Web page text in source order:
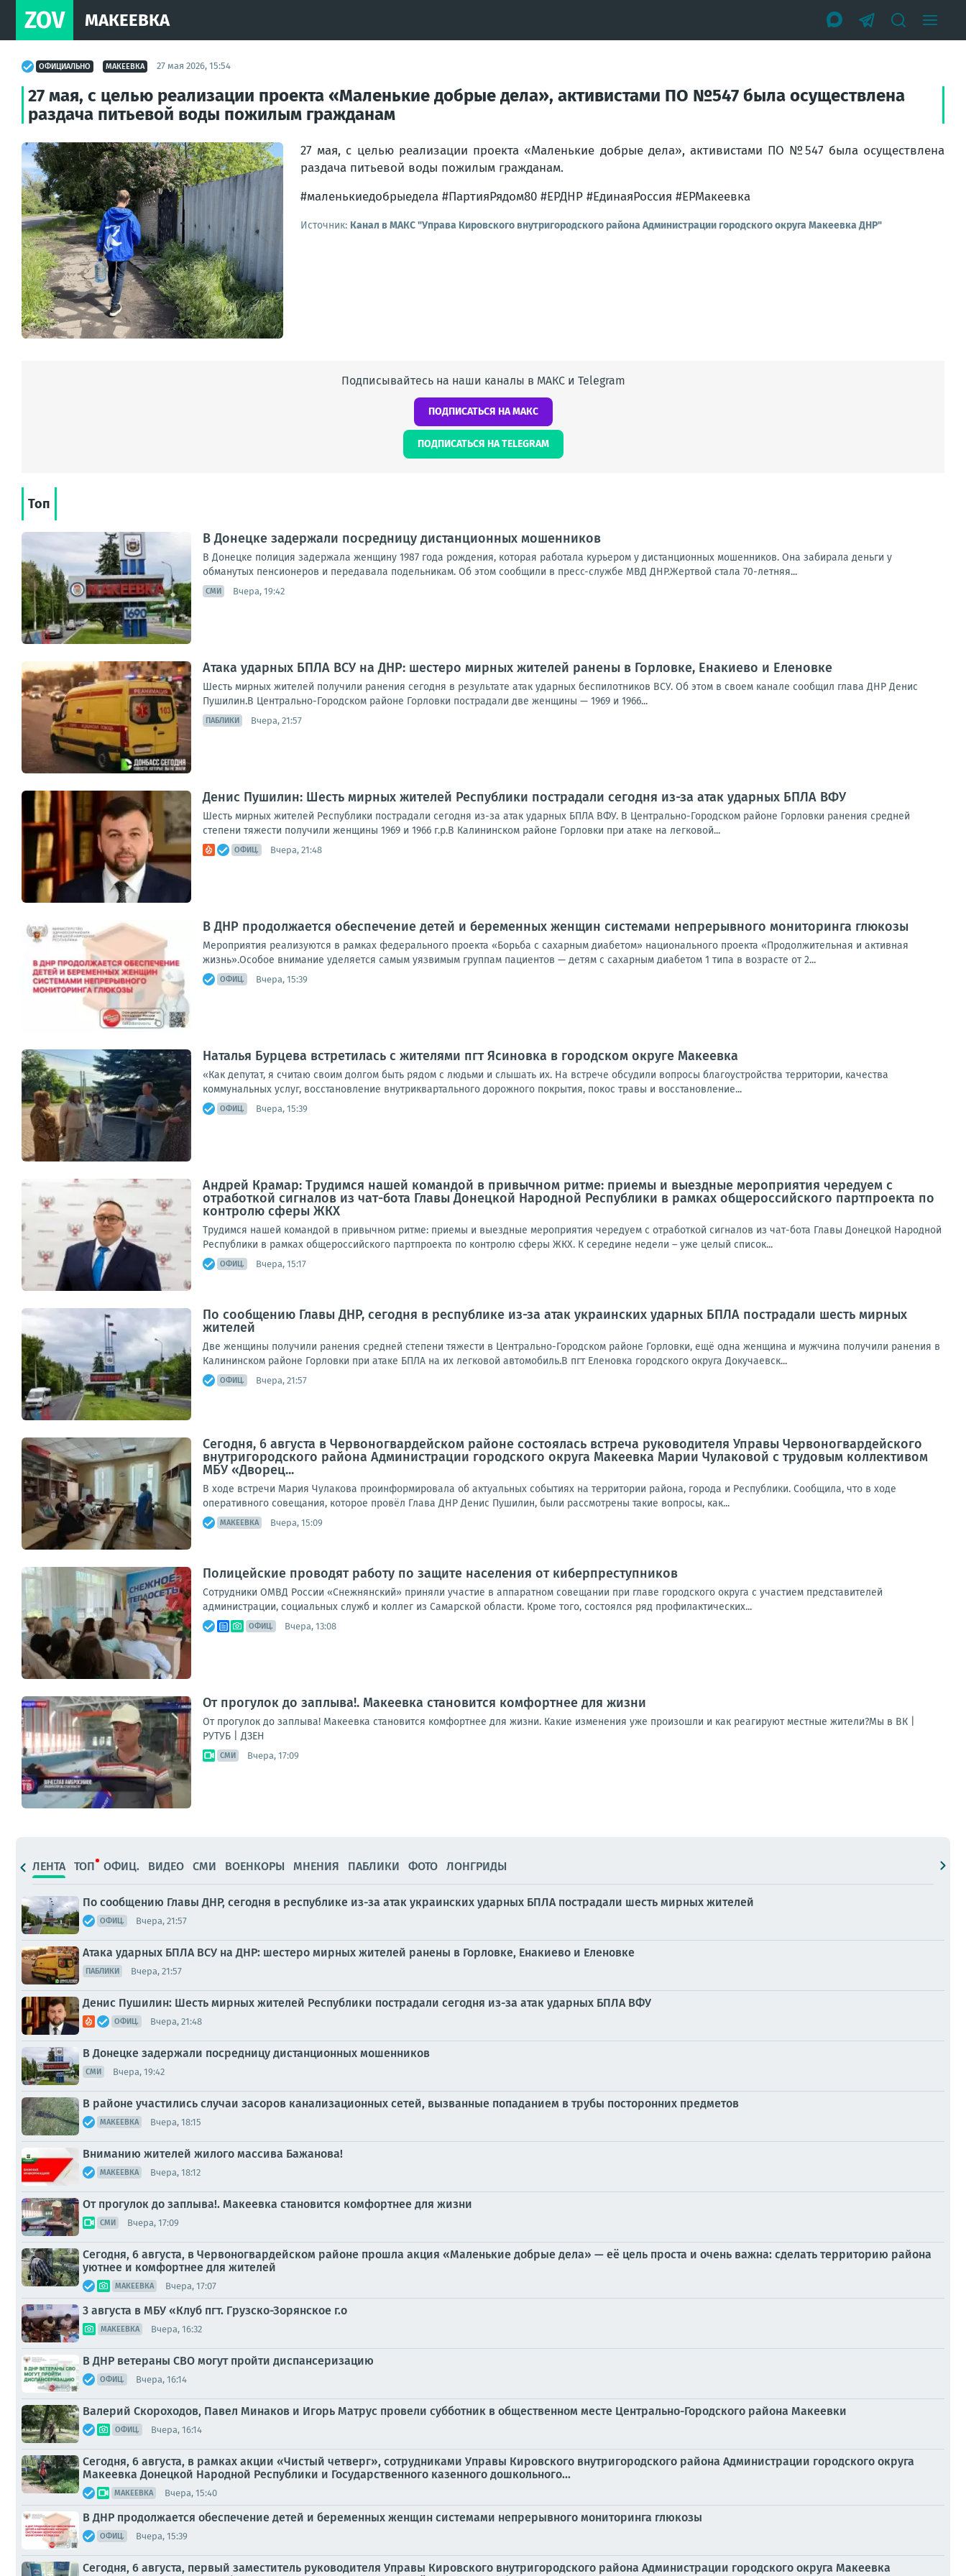
ZOV МАКЕЕВКА
ОФИЦИАЛЬНО МАКЕЕВКА 27 мая 2026, 15:54
27 мая, с целью реализации проекта «Маленькие добрые дела», активистами ПО №547 была осуществлена
раздача питьевой воды пожилым гражданам
27 мая, с целью реализации проекта «Маленькие добрые дела», активистами ПО №547 была осуществлена
раздача питьевой воды пожилым гражданам.
#маленькиедобрыедела #ПартияРядом80 #ЕРДНР #ЕдинаяРоссия #ЕРМакеевка
Источник: Канал в МАКС "Управа Кировского внутригородского района Администрации городского округа Макеевка ДНР"
Подписывайтесь на наши каналы в МАКС и Telegram
ПОДПИСАТЬСЯ НА МАКС
ПОДПИСАТЬСЯ НА TELEGRAM
Топ
В Донецке задержали посредницу дистанционных мошенников
В Донецке полиция задержала женщину 1987 года рождения, которая работала курьером у дистанционных мошенников. Она забирала деньги у
обманутых пенсионеров и передавала подельникам. Об этом сообщили в пресс-службе МВД ДНР.Жертвой стала 70-летняя...
СМИ Вчера, 19:42
Атака ударных БПЛА ВСУ на ДНР: шестеро мирных жителей ранены в Горловке, Енакиево и Еленовке
Шесть мирных жителей получили ранения сегодня в результате атак ударных беспилотников ВСУ. Об этом в своем канале сообщил глава ДНР Денис
Пушилин.В Центрально-Городском районе Горловки пострадали две женщины — 1969 и 1966...
ПАБЛИКИ Вчера, 21:57
Денис Пушилин: Шесть мирных жителей Республики пострадали сегодня из-за атак ударных БПЛА ВФУ
Шесть мирных жителей Республики пострадали сегодня из-за атак ударных БПЛА ВФУ. В Центрально-Городском районе Горловки ранения средней
степени тяжести получили женщины 1969 и 1966 г.р.В Калининском районе Горловки при атаке на легковой...
ОФИЦ. Вчера, 21:48
В ДНР продолжается обеспечение детей и беременных женщин системами непрерывного мониторинга глюкозы
Мероприятия реализуются в рамках федерального проекта «Борьба с сахарным диабетом» национального проекта «Продолжительная и активная
жизнь».Особое внимание уделяется самым уязвимым группам пациентов — детям с сахарным диабетом 1 типа в возрасте от 2...
ОФИЦ. Вчера, 15:39
Наталья Бурцева встретилась с жителями пгт Ясиновка в городском округе Макеевка
«Как депутат, я считаю своим долгом быть рядом с людьми и слышать их. На встрече обсудили вопросы благоустройства территории, качества
коммунальных услуг, восстановление внутриквартального дорожного покрытия, покос травы и восстановление...
ОФИЦ. Вчера, 15:39
Андрей Крамар: Трудимся нашей командой в привычном ритме: приемы и выездные мероприятия чередуем с
отработкой сигналов из чат-бота Главы Донецкой Народной Республики в рамках общероссийского партпроекта по
контролю сферы ЖКХ
Трудимся нашей командой в привычном ритме: приемы и выездные мероприятия чередуем с отработкой сигналов из чат-бота Главы Донецкой Народной
Республики в рамках общероссийского партпроекта по контролю сферы ЖКХ. К середине недели – уже целый список...
ОФИЦ. Вчера, 15:17
По сообщению Главы ДНР, сегодня в республике из-за атак украинских ударных БПЛА пострадали шесть мирных
жителей
Две женщины получили ранения средней степени тяжести в Центрально-Городском районе Горловки, ещё одна женщина и мужчина получили ранения в
Калининском районе Горловки при атаке БПЛА на их легковой автомобиль.В пгт Еленовка городского округа Докучаевск...
ОФИЦ. Вчера, 21:57
Сегодня, 6 августа в Червоногвардейском районе состоялась встреча руководителя Управы Червоногвардейского
внутригородского района Администрации городского округа Макеевка Марии Чулаковой с трудовым коллективом
МБУ «Дворец...
В ходе встречи Мария Чулакова проинформировала об актуальных событиях на территории района, города и Республики. Сообщила, что в ходе
оперативного совещания, которое провёл Глава ДНР Денис Пушилин, были рассмотрены такие вопросы, как...
МАКЕЕВКА Вчера, 15:09
Полицейские проводят работу по защите населения от киберпреступников
Сотрудники ОМВД России «Снежнянский» приняли участие в аппаратном совещании при главе городского округа с участием представителей
администрации, социальных служб и коллег из Самарской области. Кроме того, состоялся ряд профилактических...
ОФИЦ. Вчера, 13:08
От прогулок до заплыва!. Макеевка становится комфортнее для жизни
От прогулок до заплыва! Макеевка становится комфортнее для жизни. Какие изменения уже произошли и как реагируют местные жители?Мы в ВК |
РУТУБ | ДЗЕН
СМИ Вчера, 17:09
ЛЕНТА ТОП ОФИЦ. ВИДЕО СМИ ВОЕНКОРЫ МНЕНИЯ ПАБЛИКИ ФОТО ЛОНГРИДЫ
По сообщению Главы ДНР, сегодня в республике из-за атак украинских ударных БПЛА пострадали шесть мирных жителей
ОФИЦ. Вчера, 21:57
Атака ударных БПЛА ВСУ на ДНР: шестеро мирных жителей ранены в Горловке, Енакиево и Еленовке
ПАБЛИКИ Вчера, 21:57
Денис Пушилин: Шесть мирных жителей Республики пострадали сегодня из-за атак ударных БПЛА ВФУ
ОФИЦ. Вчера, 21:48
В Донецке задержали посредницу дистанционных мошенников
СМИ Вчера, 19:42
В районе участились случаи засоров канализационных сетей, вызванные попаданием в трубы посторонних предметов
МАКЕЕВКА Вчера, 18:15
Вниманию жителей жилого массива Бажанова!
МАКЕЕВКА Вчера, 18:12
От прогулок до заплыва!. Макеевка становится комфортнее для жизни
СМИ Вчера, 17:09
Сегодня, 6 августа, в Червоногвардейском районе прошла акция «Маленькие добрые дела» — её цель проста и очень важна: сделать территорию района
уютнее и комфортнее для жителей
МАКЕЕВКА Вчера, 17:07
3 августа в МБУ «Клуб пгт. Грузско-Зорянское г.о
МАКЕЕВКА Вчера, 16:32
В ДНР ветераны СВО могут пройти диспансеризацию
ОФИЦ. Вчера, 16:14
Валерий Скороходов, Павел Минаков и Игорь Матрус провели субботник в общественном месте Центрально-Городского района Макеевки
ОФИЦ. Вчера, 16:14
Сегодня, 6 августа, в рамках акции «Чистый четверг», сотрудниками Управы Кировского внутригородского района Администрации городского округа
Макеевка Донецкой Народной Республики и Государственного казенного дошкольного...
МАКЕЕВКА Вчера, 15:40
В ДНР продолжается обеспечение детей и беременных женщин системами непрерывного мониторинга глюкозы
ОФИЦ. Вчера, 15:39
Сегодня, 6 августа, первый заместитель руководителя Управы Кировского внутригородского района Администрации городского округа Макеевка